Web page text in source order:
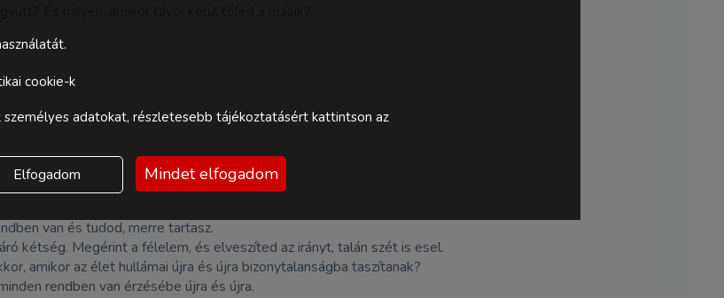
És milyen, amikor távol kerül tőled a másik?
van és tudod, merre tartasz.
kétség. Megérint a félelem, és elveszíted az irányt, talán szét is esel.
amikor az élet hullámai újra és újra bizonytalanságba taszítanak?
rendben van érzésébe újra és újra.
cookie-k
adatokat, részletesebb tájékoztatásért kattintson az
Elfogadom Mindet elfogadom